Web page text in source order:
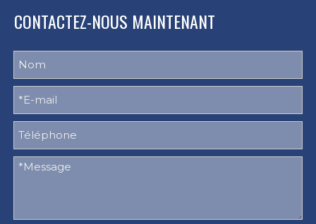
CONTACTEZ-NOUS MAINTENANT